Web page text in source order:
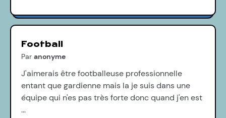
Football
Par anonyme
J'aimerais être footballeuse professionnelle
entant que gardienne mais la je suis dans une
équipe qui n'es pas très forte donc quand j'en est
…